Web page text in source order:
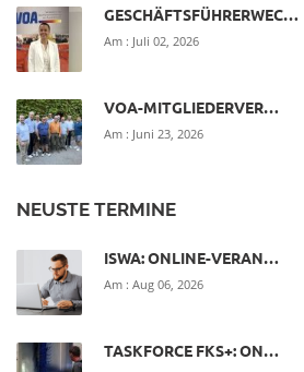
GESCHÄFTSFÜHRERWEC…
Am : Juli 02, 2026
VOA-MITGLIEDERVER…
Am : Juni 23, 2026
NEUSTE TERMINE
ISWA: ONLINE-VERAN…
Am : Aug 06, 2026
TASKFORCE FKS+: ON…